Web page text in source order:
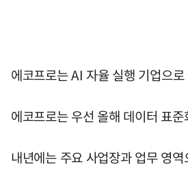
에코프로는 AI 자율 실행 기업으
에코프로는 우선 올해 데이터 표
내년에는 주요 사업장과 업무 영